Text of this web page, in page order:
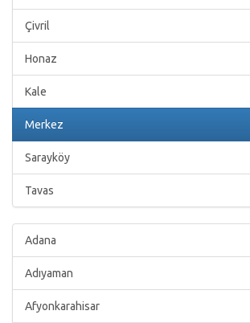
Çivril
Honaz
Kale
Merkez
Sarayköy
Tavas
Adana
Adıyaman
Afyonkarahisar